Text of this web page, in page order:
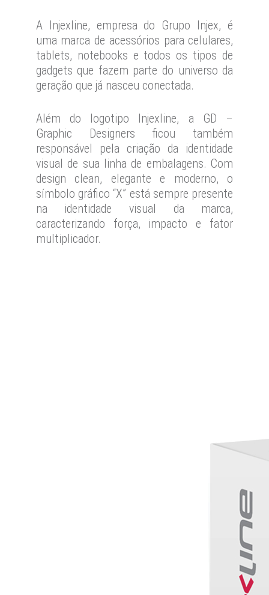
A Injexline, empresa do Grupo Injex, é
uma marca de acessórios para celulares,
tablets, notebooks e todos os tipos de
gadgets que fazem parte do universo da
geração que já nasceu conectada.
Além do logotipo Injexline, a GD –
Graphic Designers ficou também
responsável pela criação da identidade
visual de sua linha de embalagens. Com
design clean, elegante e moderno, o
símbolo gráfico “X” está sempre presente
na identidade visual da marca,
caracterizando força, impacto e fator
multiplicador.